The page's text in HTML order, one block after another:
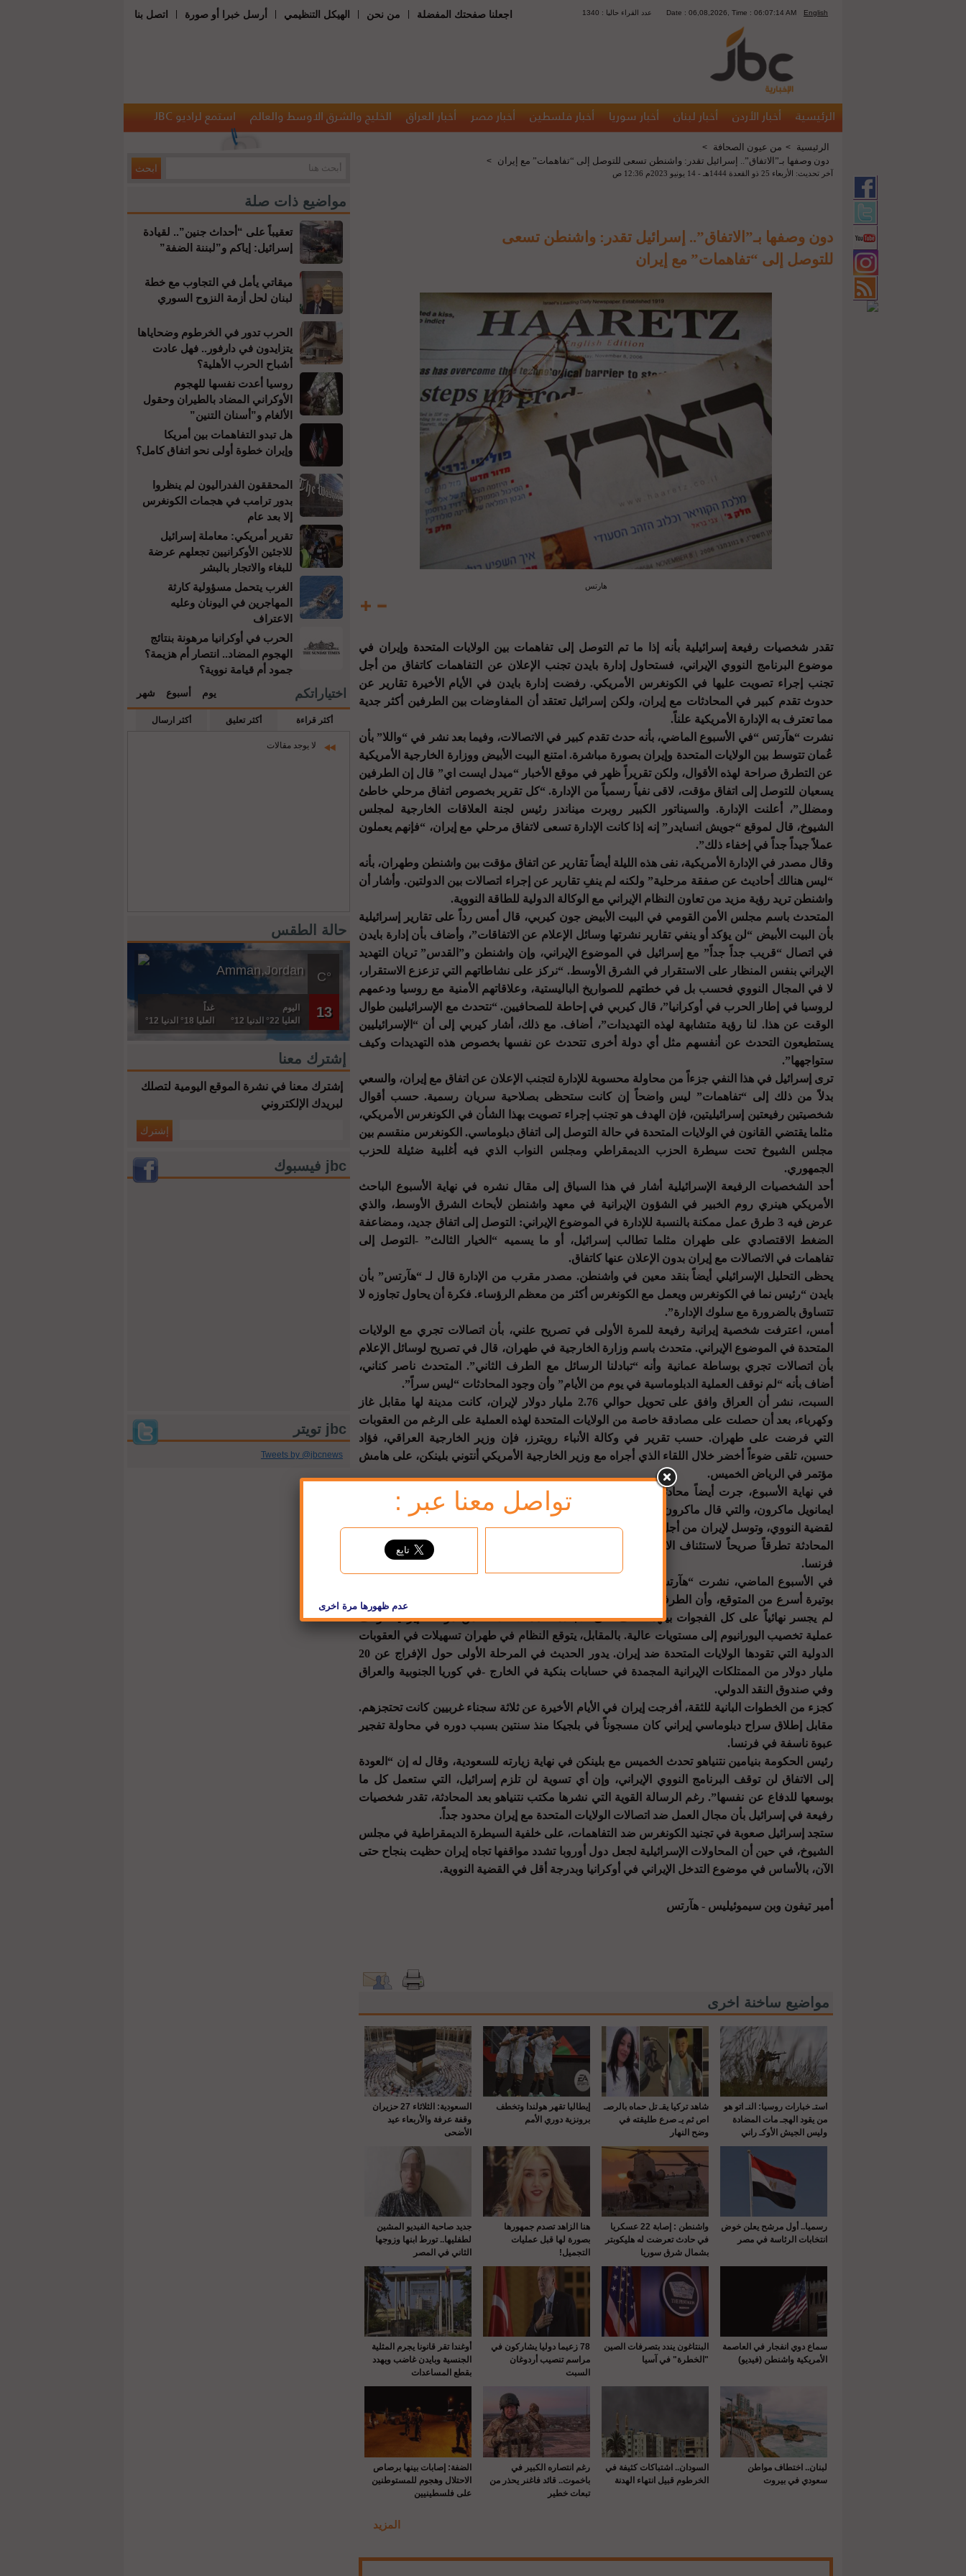
اجعلنا صفحتك المفضلة من نحن الهيكل التنظيمي أرسل خبرا أو صورة اتصل بنا English
Date : 06,08,2026, Time : 06:07:14 AM 1340 : عدد القراء حاليا
الرئيسية أخبار الأردن أخبار لبنان أخبار سوريا أخبار فلسطين أخبار مصر أخبار العراق الخليج والشرق الاوسط والعالم استمع لراديو JBC
مواضيع ذات صلة
تعقيباً على “أحداث جنين”.. لقيادة
إسرائيل: إياكم و”لبننة الضفة”
ميقاتي يأمل في التجاوب مع خطة
لبنان لحل أزمة النزوح السوري
الحرب تدور في الخرطوم وضحاياها
يتزايدون في دارفور.. فهل عادت
أشباح الحرب الأهلية؟
روسيا أعدت نفسها للهجوم
الأوكراني المضاد بالطيران وحقول
الألغام و”أسنان التنين”
هل تبدو التفاهمات بين أمريكا
وإيران خطوة أولى نحو اتفاق كامل؟
المحققون الفدراليون لم ينظروا
بدور ترامب في هجمات الكونغرس
إلا بعد عام
تقرير أمريكي: معاملة إسرائيل
للاجئين الأوكرانيين تجعلهم عرضة
للبغاء والاتجار بالبشر
الغرب يتحمل مسؤولية كارثة
المهاجرين في اليونان وعليه
الاعتراف
الحرب في أوكرانيا مرهونة بنتائج
الهجوم المضاد.. انتصار أم هزيمة؟
جمود أم قيامة نووية؟
اختياراتكم يوم أسبوع شهر
أكثر قراءة أكثر تعليق أكثر ارسال
لا يوجد مقالات
حالة الطقس
°C
Amman,Jordan
13
اليوم
العليا 22° الدنيا 12°
غداً
العليا 18° الدنيا 12°
إشترك معنا
إشترك معنا في نشرة الموقع اليومية لتصلك
لبريدك الإلكتروني
jbc فيسبوك
jbc تويتر
Tweets by @jbcnews
الرئيسية > من عيون الصحافة >
دون وصفها بـ”الاتفاق”.. إسرائيل تقدر: واشنطن تسعى للتوصل إلى “تفاهمات” مع إيران >
آخر تحديث: الأربعاء 25 ذو القعدة 1444هـ - 14 يونيو 2023م 12:36 ص
دون وصفها بـ”الاتفاق”.. إسرائيل تقدر: واشنطن تسعى
للتوصل إلى “تفاهمات” مع إيران
هارتس
تقدر شخصيات رفيعة إسرائيلية بأنه إذا ما تم التوصل إلى تفاهمات بين الولايات المتحدة وإيران في
موضوع البرنامج النووي الإيراني، فستحاول إدارة بايدن تجنب الإعلان عن التفاهمات كاتفاق من أجل
تجنب إجراء تصويت عليها في الكونغرس الأمريكي. رفضت إدارة بايدن في الأيام الأخيرة تقارير عن
حدوث تقدم كبير في المحادثات مع إيران، ولكن إسرائيل تعتقد أن المفاوضات بين الطرفين أكثر جدية
مما تعترف به الإدارة الأمريكية علناً.
نشرت “هآرتس “في الأسبوع الماضي، بأنه حدث تقدم كبير في الاتصالات، وفيما بعد نشر في “واللا” بأن
عُمان تتوسط بين الولايات المتحدة وإيران بصورة مباشرة. امتنع البيت الأبيض ووزارة الخارجية الأمريكية
عن التطرق صراحة لهذه الأقوال، ولكن تقريراً ظهر في موقع الأخبار “ميدل ايست اي” قال إن الطرفين
يسعيان للتوصل إلى اتفاق مؤقت، لاقى نفياً رسمياً من الإدارة. “كل تقرير بخصوص اتفاق مرحلي خاطئ
ومضلل”، أعلنت الإدارة. والسيناتور الكبير روبرت ميناندز رئيس لجنة العلاقات الخارجية لمجلس
الشيوخ، قال لموقع “جويش انسايدر” إنه إذا كانت الإدارة تسعى لاتفاق مرحلي مع إيران، “فإنهم يعملون
عملاً جيداً جداً في إخفاء ذلك”.
وقال مصدر في الإدارة الأمريكية، نفى هذه الليلة أيضاً تقارير عن اتفاق مؤقت بين واشنطن وطهران، بأنه
“ليس هنالك أحاديث عن صفقة مرحلية” ولكنه لم ينفِ تقارير عن إجراء اتصالات بين الدولتين. وأشار أن
واشنطن تريد رؤية مزيد من تعاون النظام الإيراني مع الوكالة الدولية للطاقة النووية.
المتحدث باسم مجلس الأمن القومي في البيت الأبيض جون كيربي، قال أمس رداً على تقارير إسرائيلية
بأن البيت الأبيض “لن يؤكد أو ينفي تقارير نشرتها وسائل الإعلام عن الاتفاقات”، وأضاف بأن إدارة بايدن
في اتصال “قريب جداً جداً” مع إسرائيل في الموضوع الإيراني، وإن واشنطن و”القدس” تريان التهديد
الإيراني بنفس المنظار على الاستقرار في الشرق الأوسط. “نركز على نشاطاتهم التي تزعزع الاستقرار،
لا في المجال النووي فحسب بل في خطتهم للصواريخ الباليستية، وعلاقاتهم الأمنية مع روسيا ودعمهم
لروسيا في إطار الحرب في أوكرانيا”، قال كيربي في إحاطة للصحافيين. “نتحدث مع الإسرائيليين طوال
الوقت عن هذا. لنا رؤية متشابهة لهذه التهديدات”، أضاف. مع ذلك، أشار كيربي إلى أن “الإسرائيليين
يستطيعون التحدث عن أنفسهم مثل أي دولة أخرى تتحدث عن نفسها بخصوص هذه التهديدات وكيف
ستواجهها”.
ترى إسرائيل في هذا النفي جزءاً من محاولة محسوبة للإدارة لتجنب الإعلان عن اتفاق مع إيران، والسعي
بدلاً من ذلك إلى “تفاهمات” ليس واضحاً إن كانت ستحظى بصلاحية سريان رسمية. حسب أقوال
شخصيتين رفيعتين إسرائيليتين، فإن الهدف هو تجنب إجراء تصويت بهذا الشأن في الكونغرس الأمريكي،
مثلما يقتضي القانون في الولايات المتحدة في حالة التوصل إلى اتفاق دبلوماسي. الكونغرس منقسم بين
مجلس الشيوخ تحت سيطرة الحزب الديمقراطي ومجلس النواب الذي فيه أغلبية ضئيلة للحزب
الجمهوري.
أحد الشخصيات الرفيعة الإسرائيلية أشار في هذا السياق إلى مقال نشره في نهاية الأسبوع الباحث
الأمريكي هينري روم الخبير في الشؤون الإيرانية في معهد واشنطن لأبحاث الشرق الأوسط، والذي
عرض فيه 3 طرق عمل ممكنة بالنسبة للإدارة في الموضوع الإيراني: التوصل إلى اتفاق جديد، ومضاعفة
الضغط الاقتصادي على طهران مثلما تطالب إسرائيل، أو ما يسميه “الخيار الثالث” -التوصل إلى
تفاهمات في الاتصالات مع إيران بدون الإعلان عنها كاتفاق.
يحظى التحليل الإسرائيلي أيضاً بنقد معين في واشنطن. مصدر مقرب من الإدارة قال لـ “هآرتس” بأن
بايدن “رئيس نما في الكونغرس ويعمل مع الكونغرس أكثر من معظم الرؤساء. فكرة أن يحاول تجاوزه لا
تتساوق بالضرورة مع سلوك الإدارة”.
أمس، اعترفت شخصية إيرانية رفيعة للمرة الأولى في تصريح علني، بأن اتصالات تجري مع الولايات
المتحدة في الموضوع الإيراني. متحدث باسم وزارة الخارجية في طهران، قال في تصريح لوسائل الإعلام
بأن اتصالات تجري بوساطة عمانية وأنه “تبادلنا الرسائل مع الطرف الثاني”. المتحدث ناصر كناني،
أضاف بأنه “لم نوقف العملية الدبلوماسية في يوم من الأيام” وأن وجود المحادثات “ليس سراً”.
السبت، نشر أن العراق وافق على تحويل حوالي 2.76 مليار دولار لإيران، كانت مدينة لها مقابل غاز
وكهرباء، بعد أن حصلت على مصادقة خاصة من الولايات المتحدة لهذه العملية على الرغم من العقوبات
التي فرضت على طهران. حسب تقرير في وكالة الأنباء رويترز، فإن وزير الخارجية العراقي، فؤاد
حسين، تلقى ضوءاً أخضر خلال اللقاء الذي أجراه مع وزير الخارجية الأمريكي أنتوني بلينكن، على هامش
مؤتمر في الرياض الخميس.
في نهاية الأسبوع، جرت أيضاً محادثة تلفونية بين الرئيس الإيراني إبراهيم رئيسي والرئيس الفرنسي
ايمانويل ماكرون، والتي قال ماكرون خلالها إن فرنسا وباقي دول أوروبا معنية بـ “إيجاد حل دبلوماسي”
لقضية النووي، وتوسل لإيران من أجل تجنب القيام بخطوات ستصعد الوضع. وتضمن البيان الإيراني بشأن
المحادثة تطرقاً صريحاً لاستئناف الاتفاق النووي من سنة 2015، والذي غاب عن البيان الذي أصدرته
فرنسا.
في الأسبوع الماضي، نشرت “هآرتس” أن جهاز الأمن الإسرائيلي تولد لديه انطباع بأن الأمور تتحرك
بوتيرة أسرع من المتوقع، وأن الطرفين قد يتوصلان إلى تفاهمات خلال عدة أسابيع، على الرغم من أنه
لم يجسر نهائياً على كل الفجوات بينهما. تقف على الأجندة تفاهمات قد تتضمن موافقة إيرانية لوقف
عملية تخصيب اليورانيوم إلى مستويات عالية. بالمقابل، يتوقع النظام في طهران تسهيلات في العقوبات
الدولية التي تقودها الولايات المتحدة ضد إيران. يدور الحديث في المرحلة الأولى حول الإفراج عن 20
مليار دولار من الممتلكات الإيرانية المجمدة في حسابات بنكية في الخارج -في كوريا الجنوبية والعراق
وفي صندوق النقد الدولي.
كجزء من الخطوات البانية للثقة، أفرجت إيران في الأيام الأخيرة عن ثلاثة سجناء غربيين كانت تحتجزهم.
مقابل إطلاق سراح دبلوماسي إيراني كان مسجوناً في بلجيكا منذ سنتين بسبب دوره في محاولة تفجير
عبوة ناسفة في فرنسا.
رئيس الحكومة بنيامين نتنياهو تحدث الخميس مع بلينكن في نهاية زيارته للسعودية، وقال له إن “العودة
إلى الاتفاق لن توقف البرنامج النووي الإيراني، وإن أي تسوية لن تلزم إسرائيل، التي ستعمل كل ما
بوسعها للدفاع عن نفسها”. رغم الرسالة القوية التي نشرها مكتب نتنياهو بعد المحادثة، تقدر شخصيات
رفيعة في إسرائيل بأن مجال العمل ضد اتصالات الولايات المتحدة مع إيران محدود جداً.
ستجد إسرائيل صعوبة في تجنيد الكونغرس ضد التفاهمات، على خلفية السيطرة الديمقراطية في مجلس
الشيوخ، في حين أن المحاولات الإسرائيلية لجعل دول أوروبا تشدد مواقفها تجاه إيران حظيت بنجاح حتى
الآن، بالأساس في موضوع التدخل الإيراني في أوكرانيا وبدرجة أقل في القضية النووية.
أمير تيفون وبن سيموئيليس - هآرتس
مواضيع ساخنة اخرى
استـ خبارات روسيا: النـ اتو هو
من يقود الهجـ مات المضادة
وليس الجيش الأوكـ راني
شاهد تركيا يقـ تل حماه بالرصـ
اص ثم يـ صرع طليقته في
وضح النهار
إيطاليا تقهر هولندا وتخطف
برونزية دوري الأمم
السعودية: الثلاثاء 27 حزيران
وقفة عرفة والأربعاء عيد
الأضحى
رسميا.. أول مرشح يعلن خوض
انتخابات الرئاسة في مصر
واشنطن : إصابة 22 عسكريا
في حادث تعرضت له هليكوبتر
بشمال شرق سوريا
هنا الزاهد تصدم جمهورها
بصورة لها قبل عمليات
التجميل!
جديد صاحبة الفيديو المشين
لطفليها.. تورط ابنها وزوجها
الثاني في المصر
سماع دوي انفجار في العاصمة
الأمريكية واشنطن (فيديو)
البنتاغون يندد بتصرفات الصين
"الخطرة" في آسيا
78 زعيما دوليا يشاركون في
مراسم تنصيب أردوغان
السبت
أوغندا تقر قانونا يجرم المثلية
الجنسية وبايدن غاضب ويهدد
بقطع المساعدات
لبنان.. اختطاف مواطن
سعودي في بيروت
السودان.. اشتباكات كثيفة في
الخرطوم قبيل انتهاء الهدنة
رغم انتصاره الكبير في
باخموت.. قائد فاغنر يحذر من
تبعات خطير
الضفة: إصابات بينها برصاص
الاحتلال وهجوم للمستوطنين
على فلسطينيين
المزيد
تواصل معنا عبر :